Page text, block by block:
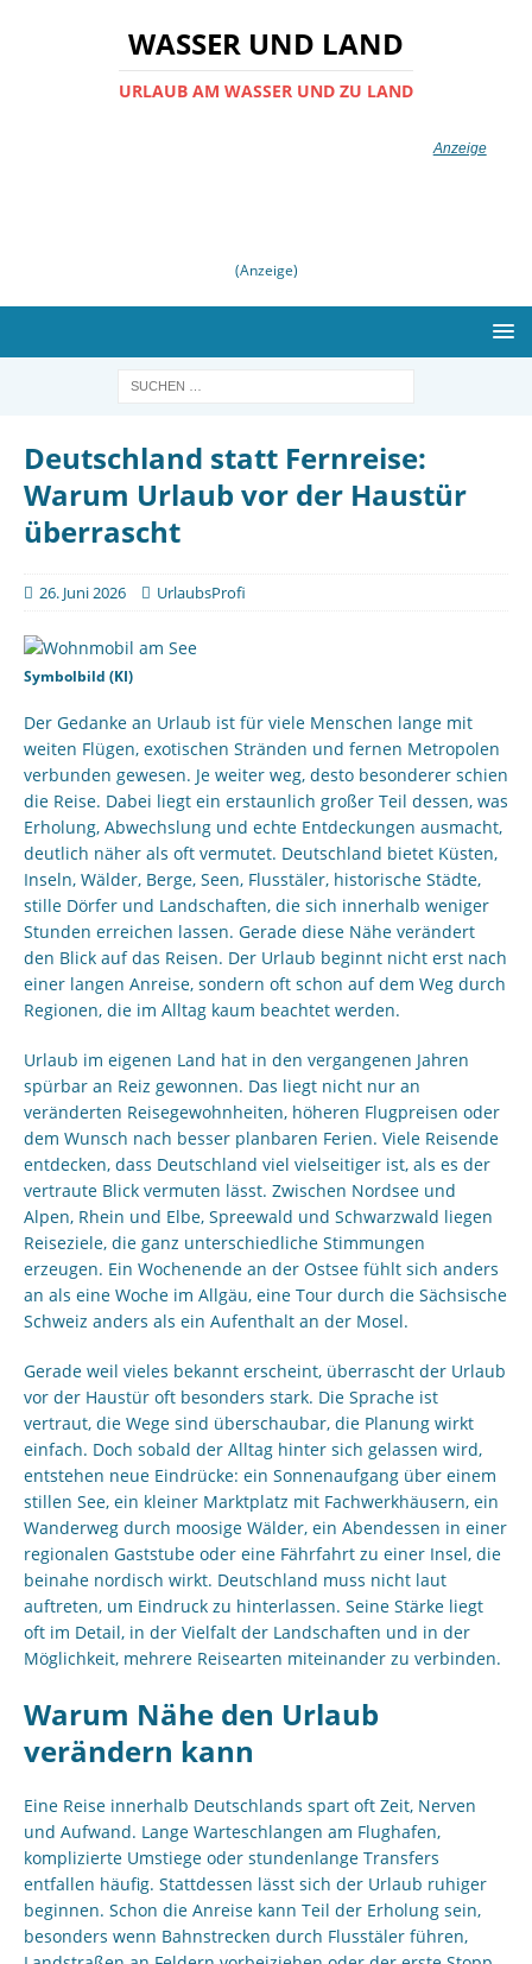
WASSER UND LAND
URLAUB AM WASSER UND ZU LAND
(Anzeige)
Deutschland statt Fernreise:
Warum Urlaub vor der Haustür
überrascht
26. Juni 2026 UrlaubsProfi
Symbolbild (KI)
Der Gedanke an Urlaub ist für viele Menschen lange mit
weiten Flügen, exotischen Stränden und fernen Metropolen
verbunden gewesen. Je weiter weg, desto besonderer schien
die Reise. Dabei liegt ein erstaunlich großer Teil dessen, was
Erholung, Abwechslung und echte Entdeckungen ausmacht,
deutlich näher als oft vermutet. Deutschland bietet Küsten,
Inseln, Wälder, Berge, Seen, Flusstäler, historische Städte,
stille Dörfer und Landschaften, die sich innerhalb weniger
Stunden erreichen lassen. Gerade diese Nähe verändert
den Blick auf das Reisen. Der Urlaub beginnt nicht erst nach
einer langen Anreise, sondern oft schon auf dem Weg durch
Regionen, die im Alltag kaum beachtet werden.
Urlaub im eigenen Land hat in den vergangenen Jahren
spürbar an Reiz gewonnen. Das liegt nicht nur an
veränderten Reisegewohnheiten, höheren Flugpreisen oder
dem Wunsch nach besser planbaren Ferien. Viele Reisende
entdecken, dass Deutschland viel vielseitiger ist, als es der
vertraute Blick vermuten lässt. Zwischen Nordsee und
Alpen, Rhein und Elbe, Spreewald und Schwarzwald liegen
Reiseziele, die ganz unterschiedliche Stimmungen
erzeugen. Ein Wochenende an der Ostsee fühlt sich anders
an als eine Woche im Allgäu, eine Tour durch die Sächsische
Schweiz anders als ein Aufenthalt an der Mosel.
Gerade weil vieles bekannt erscheint, überrascht der Urlaub
vor der Haustür oft besonders stark. Die Sprache ist
vertraut, die Wege sind überschaubar, die Planung wirkt
einfach. Doch sobald der Alltag hinter sich gelassen wird,
entstehen neue Eindrücke: ein Sonnenaufgang über einem
stillen See, ein kleiner Marktplatz mit Fachwerkhäusern, ein
Wanderweg durch moosige Wälder, ein Abendessen in einer
regionalen Gaststube oder eine Fährfahrt zu einer Insel, die
beinahe nordisch wirkt. Deutschland muss nicht laut
auftreten, um Eindruck zu hinterlassen. Seine Stärke liegt
oft im Detail, in der Vielfalt der Landschaften und in der
Möglichkeit, mehrere Reisearten miteinander zu verbinden.
Warum Nähe den Urlaub
verändern kann
Eine Reise innerhalb Deutschlands spart oft Zeit, Nerven
und Aufwand. Lange Warteschlangen am Flughafen,
komplizierte Umstiege oder stundenlange Transfers
entfallen häufig. Stattdessen lässt sich der Urlaub ruhiger
beginnen. Schon die Anreise kann Teil der Erholung sein,
besonders wenn Bahnstrecken durch Flusstäler führen,